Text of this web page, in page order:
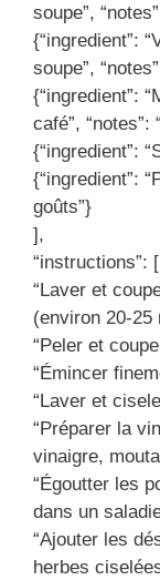
soupe”,
{“ingredient”:
soupe”,
{“ingredient”:
café”, “notes”:
{“ingredient”:
{“ingredient”:
goûts”}
],
“instructions”: [
“Laver et
(environ 20-25
“Peler et
“Émincer
“Laver et
“Préparer la
vinaigre,
“Égoutter les
dans un
“Ajouter les
herbes